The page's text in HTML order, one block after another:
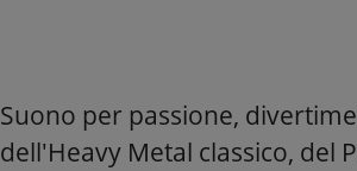
Suono per passione,
dell'Heavy Metal classico, del